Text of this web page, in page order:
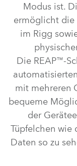
Modus ist.
ermöglicht die
im Rigg
Die REAP™-
mit mehreren
bequeme
der
Tüpfelchen wie
Daten so zu